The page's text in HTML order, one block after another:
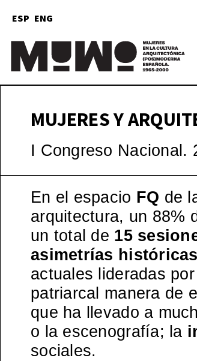
ESP ENG
MUJERES Y
I Congreso Nacional.
En el espacio FQ de
arquitectura, un 88%
un total de 15
asimetrías históricas
actuales lideradas
patriarcal manera de
que ha llevado a
o la escenografía; la
sociales.